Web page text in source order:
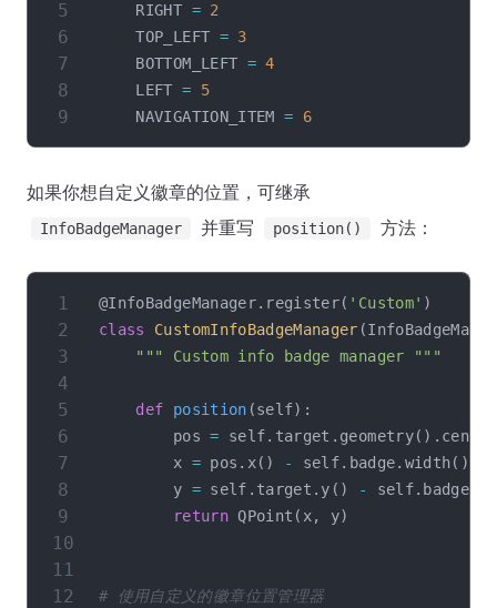
    RIGHT
= 2
    TOP_LEFT
= 3
    BOTTOM_LEFT
= 4
    LEFT
=
5
    NAVIGATION_ITEM
= 6
如果你想自定义徽章的位置，可继承
InfoBadgeManager 并重写 position() 方法：
@InfoBadgeManager. register( 'Custom' )
class
CustomInfoBadgeManager (
""" Custom info badge manager """
def position (self) :
        pos
= self. target . geometry( ) . center
        x
= pos . x( ) - self. badge. width( )
        y
= self . target . y ( ) - self. badge
return QPoint ( x, y)
# 使用自定义的徽章位置管理器